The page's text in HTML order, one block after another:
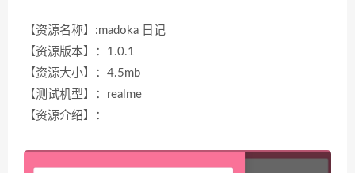
【资源名称】:madoka 日记
【资源版本】：1.0.1
【资源大小】：4.5mb
【测试机型】：realme
【资源介绍】：